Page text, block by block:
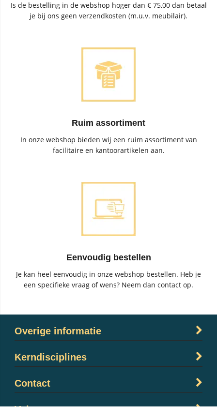
Is de bestelling in de webshop hoger dan € 75,00 dan betaal
je bij ons geen verzendkosten (m.u.v. meubilair).
Ruim assortiment
In onze webshop bieden wij een ruim assortiment van
facilitaire en kantoorartikelen aan.
Eenvoudig bestellen
Je kan heel eenvoudig in onze webshop bestellen. Heb je
een specifieke vraag of wens? Neem dan contact op.
Overige informatie
Kerndisciplines
Contact
Volg ons